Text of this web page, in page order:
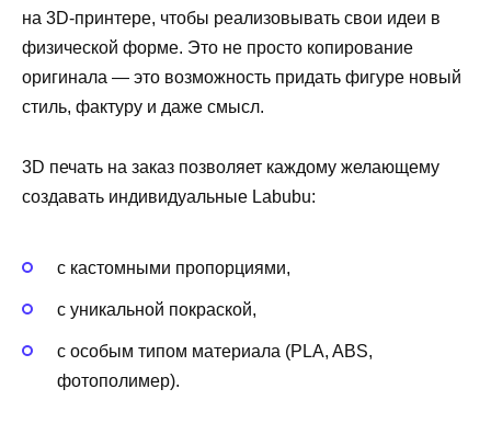
на 3D-принтере, чтобы реализовывать свои идеи в
физической форме. Это не просто копирование
оригинала — это возможность придать фигуре новый
стиль, фактуру и даже смысл.
3D печать на заказ позволяет каждому желающему
создавать индивидуальные Labubu:
с кастомными пропорциями,
с уникальной покраской,
с особым типом материала (PLA, ABS,
фотополимер).